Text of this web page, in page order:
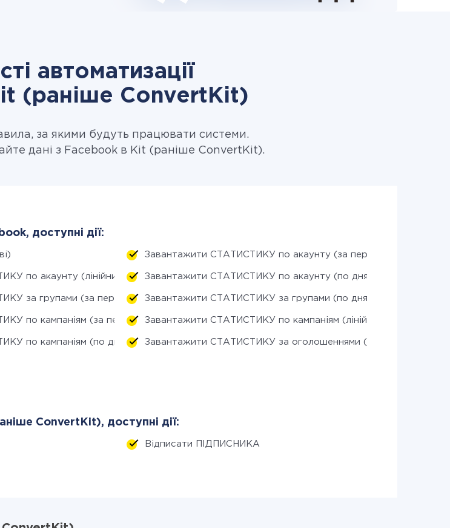
автоматизації
(раніше ConvertKit)
за якими будуть працювати системи.
дані з Facebook в Kit (раніше ConvertKit).
доступні дії:
Завантажити СТАТИСТИКУ по акаунту (за період)
по акаунту (лінійний прогноз)Завантажити СТАТИСТИКУ по акаунту (по днях)
за групами (за період) Завантажити СТАТИСТИКУ за групами (по днях)
по кампаніям (за період) Завантажити СТАТИСТИКУ по кампаніям (лінійний прогноз)
по кампаніям (по днях) Завантажити СТАТИСТИКУ за оголошеннями (по днях)
ConvertKit), доступні дії:
Відписати ПІДПИСНИКА